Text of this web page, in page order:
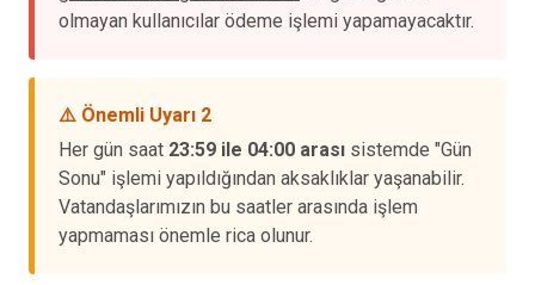
olmayan kullanıcılar ödeme işlemi yapamayacaktır.
⚠️ Önemli Uyarı 2
Her gün saat 23:59 ile 04:00 arası sistemde "Gün
Sonu" işlemi yapıldığından aksaklıklar yaşanabilir.
Vatandaşlarımızın bu saatler arasında işlem
yapmaması önemle rica olunur.